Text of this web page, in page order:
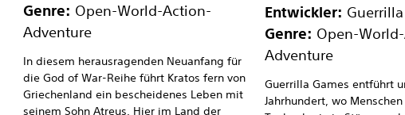
Genre: Open-World-Action-
Adventure
In diesem herausragenden Neuanfang für
die God of War-Reihe führt Kratos fern von
Griechenland ein bescheidenes Leben mit
seinem Sohn Atreus. Hier im Land der
Entwickler: Guerrilla
Genre: Open-
Adventure
Guerrilla Games entführt
Jahrhundert, wo